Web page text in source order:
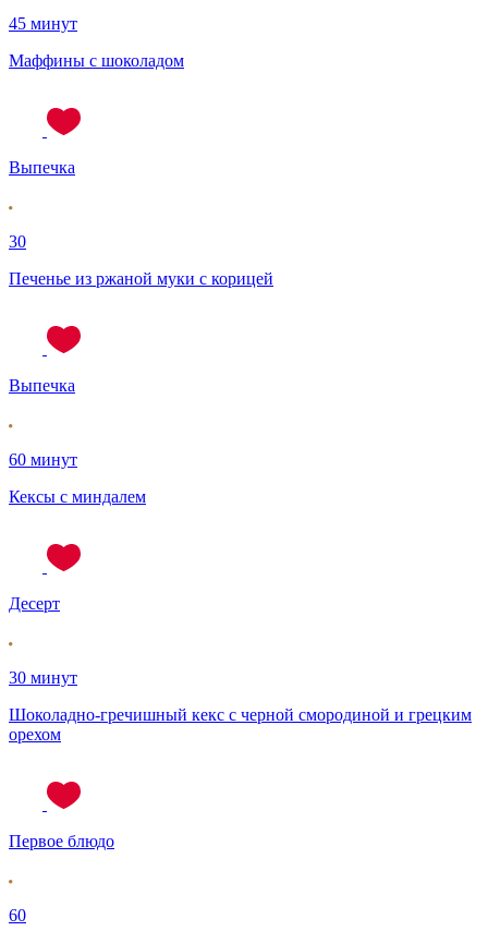
45 минут
Маффины с шоколадом
Выпечка
30
Печенье из ржаной муки с корицей
Выпечка
60 минут
Кексы с миндалем
Десерт
30 минут
Шоколадно-гречишный кекс с черной смородиной и грецким
орехом
Первое блюдо
60